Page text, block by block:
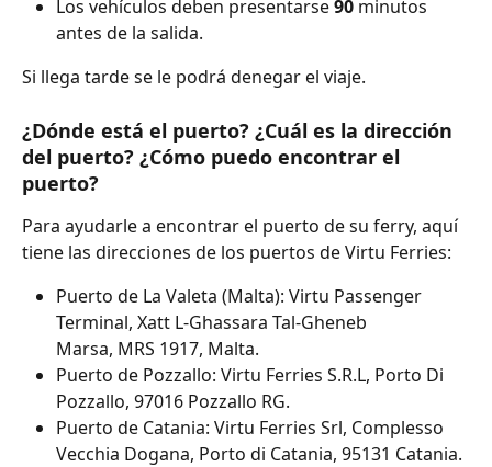
Los vehículos deben presentarse 90 minutos
antes de la salida.
Si llega tarde se le podrá denegar el viaje.
¿Dónde está el puerto? ¿Cuál es la dirección
del puerto? ¿Cómo puedo encontrar el
puerto?
Para ayudarle a encontrar el puerto de su ferry, aquí
tiene las direcciones de los puertos de Virtu Ferries:
Puerto de La Valeta (Malta): Virtu Passenger
Terminal, Xatt L-Ghassara Tal-Gheneb
Marsa, MRS 1917, Malta.
Puerto de Pozzallo: Virtu Ferries S.R.L, Porto Di
Pozzallo, 97016 Pozzallo RG.
Puerto de Catania: Virtu Ferries Srl, Complesso
Vecchia Dogana, Porto di Catania, 95131 Catania.